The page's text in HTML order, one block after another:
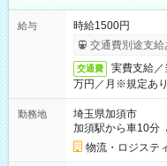
給与
時給1500円
交通費別途支給
交通費
実費支給
万円／月※規定あり
勤務地
埼玉県加須市
加須駅から車10分
物流・ロジステ